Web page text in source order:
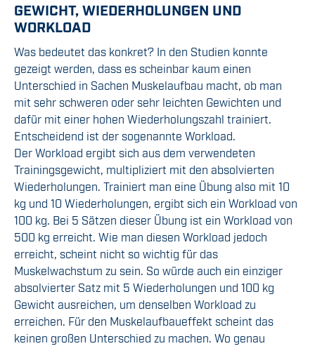
GEWICHT, WIEDERHOLUNGEN UND
WORKLOAD
Was bedeutet das konkret? In den Studien konnte
gezeigt werden, dass es scheinbar kaum einen
Unterschied in Sachen Muskelaufbau macht, ob man
mit sehr schweren oder sehr leichten Gewichten und
dafür mit einer hohen Wiederholungszahl trainiert.
Entscheidend ist der sogenannte Workload.
Der Workload ergibt sich aus dem verwendeten
Trainingsgewicht, multipliziert mit den absolvierten
Wiederholungen. Trainiert man eine Übung also mit 10
kg und 10 Wiederholungen, ergibt sich ein Workload von
100 kg. Bei 5 Sätzen dieser Übung ist ein Workload von
500 kg erreicht. Wie man diesen Workload jedoch
erreicht, scheint nicht so wichtig für das
Muskelwachstum zu sein. So würde auch ein einziger
absolvierter Satz mit 5 Wiederholungen und 100 kg
Gewicht ausreichen, um denselben Workload zu
erreichen. Für den Muskelaufbaueffekt scheint das
keinen großen Unterschied zu machen. Wo genau